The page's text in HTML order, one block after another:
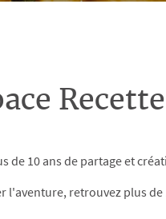
de 10 ans de partage et
l'aventure, retrouvez plus